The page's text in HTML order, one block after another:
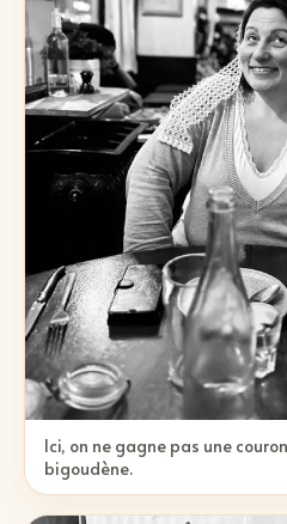
Ici, on ne gagne pas une
bigoudène.